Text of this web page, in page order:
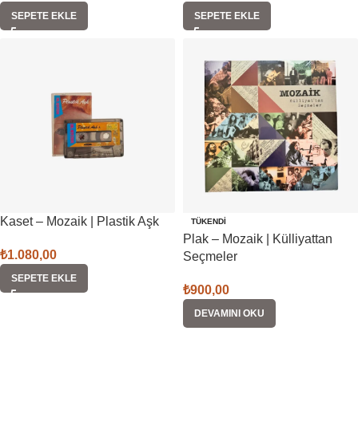
SEPETE EKLE SEPETE EKLE
Kaset – Mozaik | Plastik Aşk
₺1.080,00
SEPETE EKLE
TÜKENDI
Plak – Mozaik | Külliyattan
Seçmeler
₺900,00
DEVAMINI OKU